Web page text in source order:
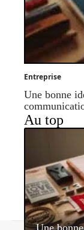
Entreprise
Une bonne
Au top